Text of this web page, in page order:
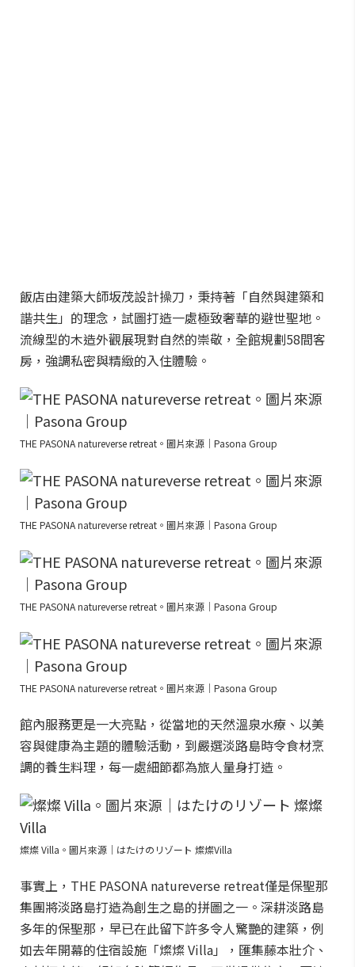
飯店由建築大師坂茂設計操刀，秉持著「自然與建築和
諧共生」的理念，試圖打造一處極致奢華的避世聖地。
流線型的木造外觀展現對自然的崇敬，全館規劃58間客
房，強調私密與精緻的入住體驗。
THE PASONA natureverse retreat。圖片來源｜Pasona Group
THE PASONA natureverse retreat。圖片來源｜Pasona Group
THE PASONA natureverse retreat。圖片來源｜Pasona Group
THE PASONA natureverse retreat。圖片來源｜Pasona Group
館內服務更是一大亮點，從當地的天然溫泉水療、以美
容與健康為主題的體驗活動，到嚴選淡路島時令食材烹
調的養生料理，每一處細節都為旅人量身打造。
燦燦 Villa。圖片來源｜はたけのリゾート 燦燦Villa
事實上，THE PASONA natureverse retreat僅是保聖那
集團將淡路島打造為創生之島的拼圖之一。深耕淡路島
多年的保聖那，早已在此留下許多令人驚艷的建築，例
如去年開幕的住宿設施「燦燦 Villa」，匯集藤本壯介、